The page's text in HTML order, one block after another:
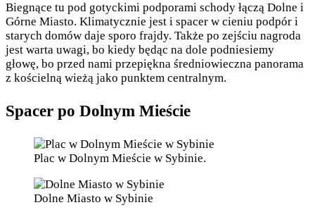
Biegnące tu pod gotyckimi podporami schody łączą Dolne i
Górne Miasto. Klimatycznie jest i spacer w cieniu podpór i
starych domów daje sporo frajdy. Także po zejściu nagroda
jest warta uwagi, bo kiedy będąc na dole podniesiemy
głowę, bo przed nami przepiękna średniowieczna panorama
z kościelną wieżą jako punktem centralnym.
Spacer po Dolnym Mieście
Plac w Dolnym Mieście w Sybinie.
Dolne Miasto w Sybinie